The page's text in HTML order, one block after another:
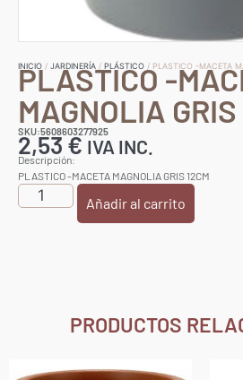
INICIO / JARDINERÍA / PLÁSTICO / PLASTICO -MACETA
PLASTICO -
MAGNOLIA GRIS
SKU:5608603277925
2,53€ IVA INC.
Descripción:
PLASTICO -MACETA MAGNOLIA GRIS 12CM
Añadir al carrito
PRODUCTOS